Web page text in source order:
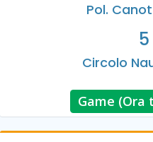
Pol.
Circolo
Game (Ora